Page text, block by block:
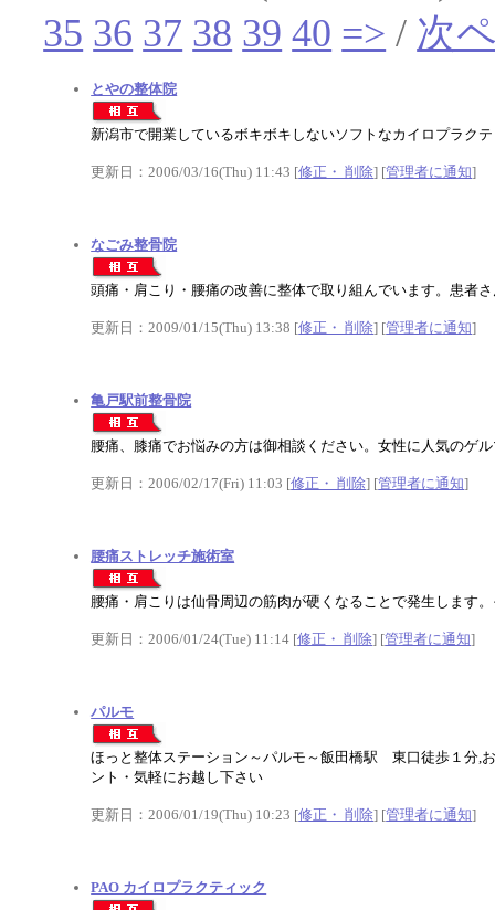
35 36 37 38 39 40 => / 次
とやの整体院
新潟市で開業しているボキボキしないソフトなカイロプラク
更新日：2006/03/16(Thu) 11:43 [修正・ 削除] [管理者に通知]
なごみ整骨院
頭痛・肩こり・腰痛の改善に整体で取り組んでいます。患者
更新日：2009/01/15(Thu) 13:38 [修正・ 削除] [管理者に通知]
亀戸駅前整骨院
腰痛、膝痛でお悩みの方は御相談ください。女性に人気のゲ
更新日：2006/02/17(Fri) 11:03 [修正・ 削除] [管理者に通知]
腰痛ストレッチ施術室
腰痛・肩こりは仙骨周辺の筋肉が硬くなることで発生します
更新日：2006/01/24(Tue) 11:14 [修正・ 削除] [管理者に通知]
パルモ
ほっと整体ステーション～パルモ～飯田橋駅 東口徒歩１分,
ント・気軽にお越し下さい
更新日：2006/01/19(Thu) 10:23 [修正・ 削除] [管理者に通知]
PAO カイロプラクティック